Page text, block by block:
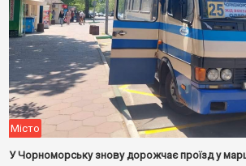
Місто
У Чорноморську знову дорожчає проїзд у